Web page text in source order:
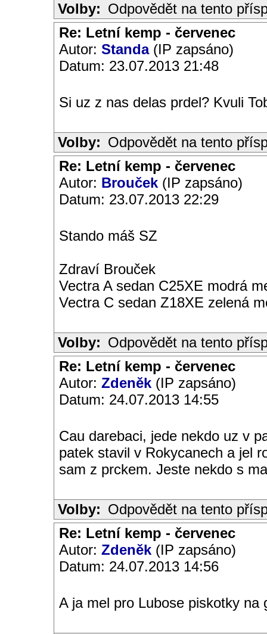
Volby: Odpovědět na tento
Re: Letní kemp - červenec
Autor: Standa(IP zapsáno)
Datum: 23.07.2013 21:48
Si uz z nas delas prdel? Kvuli
Volby: Odpovědět na tento
Re: Letní kemp - červenec
Autor: Brouček (IP zapsáno)
Datum: 23.07.2013 22:29
Stando máš SZ
Zdraví Brouček
Vectra A sedan C25XE modrá
Vectra C sedan Z18XE zelená
Volby: Odpovědět na tento
Re: Letní kemp - červenec
Autor: Zdeněk (IP zapsáno)
Datum: 24.07.2013 14:55
Cau darebaci, jede nekdo uz v
patek stavil v Rokycanech a jel
sam z prckem. Jeste nekdo s
Volby: Odpovědět na tento
Re: Letní kemp - červenec
Autor: Zdeněk (IP zapsáno)
Datum: 24.07.2013 14:56
A ja mel pro Lubose piskotky na